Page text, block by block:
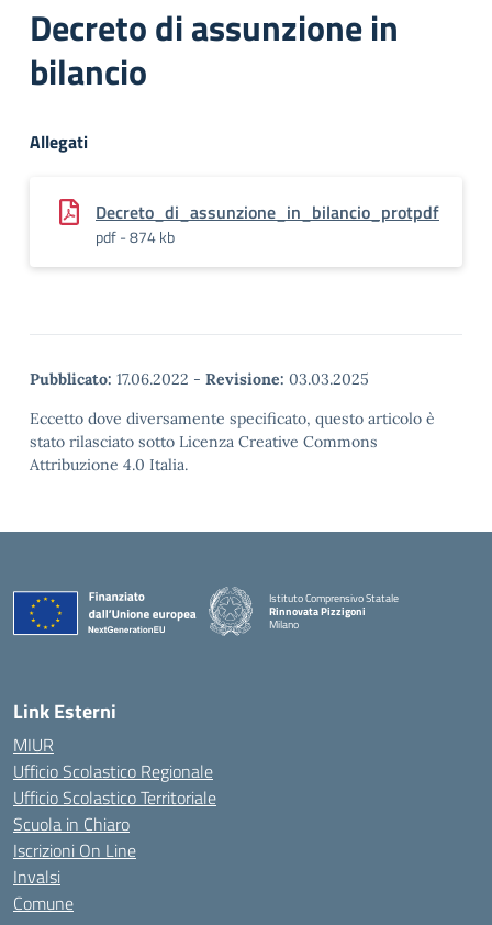
Decreto di assunzione in
bilancio
Allegati
Decreto_di_assunzione_in_bilancio_protpdf
pdf - 874 kb
Pubblicato: 17.06.2022 - Revisione: 03.03.2025
Eccetto dove diversamente specificato, questo articolo è
stato rilasciato sotto Licenza Creative Commons
Attribuzione 4.0 Italia.
Istituto Comprensivo Statale
Rinnovata Pizzigoni
Milano
Link Esterni
MIUR
Ufficio Scolastico Regionale
Ufficio Scolastico Territoriale
Scuola in Chiaro
Iscrizioni On Line
Invalsi
Comune